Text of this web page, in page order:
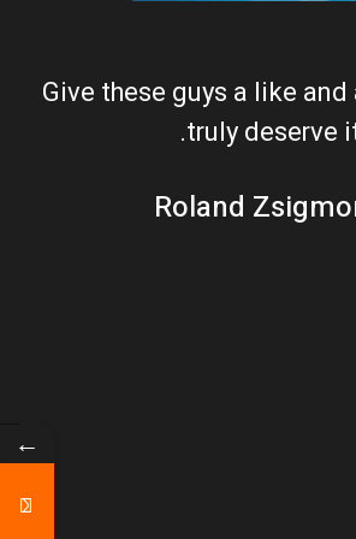
Give these guys a like and
truly deserve
Roland
←